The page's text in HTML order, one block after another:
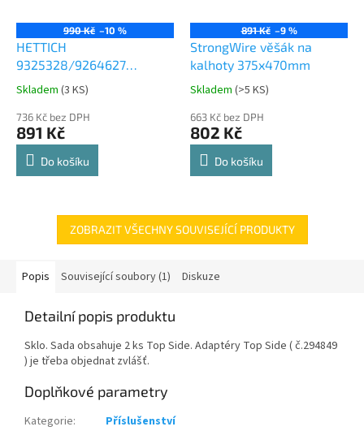
990 Kč –10 %
HETTICH
9325328/9264627
Comfort Spin 360° otočná
police 8kg
Průměrné
produktu
je
4,8
Skladem (3 KS)
736 Kč bez DPH
891 Kč
Do košíku
891 Kč –9 %
StrongWire věšák na
kalhoty 375x470mm
Průměrné
produktu
je
4,8
Skladem (>5 KS)
663 Kč bez DPH
802 Kč
Do košíku
ZOBRAZIT VŠECHNY SOUVISEJÍCÍ PRODUKTY
Popis Související soubory (1) Diskuze
Detailní popis produktu
Sklo. Sada obsahuje 2 ks Top Side. Adaptéry Top Side ( č.294849
) je třeba objednat zvlášť.
Doplňkové parametry
Kategorie:
Příslušenství